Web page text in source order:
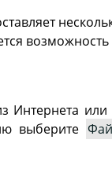
возможность
или
выберите